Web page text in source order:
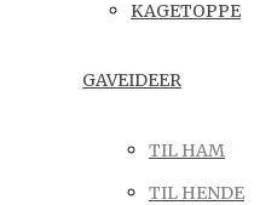
KAGETOPPE
GAVEIDEER
TIL HAM
TIL HENDE